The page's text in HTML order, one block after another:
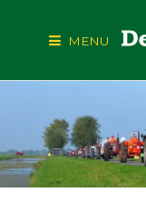
MENU